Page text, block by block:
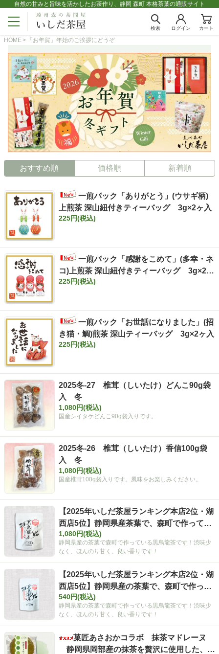
自然の甘みと旨味を活かしたお茶作り、静岡 森町 本格茶葉の通販サイト
検索 ログイン カート
HOME 「お年賀」年始のご挨拶にどうぞ
おすすめ順 価格順 新着順
一煎パック「ありがとう」(ウサギ柄)
上煎茶 深山紐付きティーバッグ 3g×2ヶ入
225円(税込)
一煎パック「感謝をこめて」(多幸・ネ
コ)上煎茶 深山紐付きティーバッグ 3g×2ヶ
入
225円(税込)
一煎パック「お世話になりました」(招
き猫・鯛)煎茶 深山ティーバッグ 3g×2ヶ入
225円(税込)
2025冬-27 椎茸（しいたけ）どんこ90g袋
入 冬
1,080円(税込)
国産シイタケどんこ90g袋入りです。
2025冬-26 椎茸（しいたけ）香信100g袋
入 冬
1,080円(税込)
国産椎茸100g袋入りです。風味をお楽しみください。
【2025年いしだ茶屋ランキング本店2位・湖
西店5位】静岡県産茶葉で、森町で作ってい
ます！ 黒ウーロン茶ティーバッグ5g×30ヶ
入 【定番】
1,080円(税込)
静岡県産の茶葉で森町で作っている黒烏龍茶です！渋味少
なく、ほんのり甘く、良い香りです！
【2025年いしだ茶屋ランキング本店2位・湖
西店5位】静岡県産の茶葉で、森町で作って
います！ 黒ウーロン茶ティーバッグ5g×
13ヶ入 【定番】
540円(税込)
静岡県産の茶葉で森町で作っている黒烏龍茶です！渋味少
なく、ほんのり甘く、良い香りです！
菓匠あさおかコラボ 抹茶マドレーヌ
静岡県岡部産の抹茶を贅沢に使用した、当